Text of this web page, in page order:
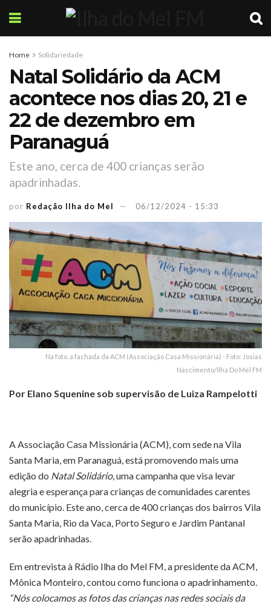
Home Solidariedade
Natal Solidário da ACM
acontece nos dias 20, 21 e
22 de dezembro em
Paranaguá
Este ano, cerca de 400 crianças serão
apadrinhadas.
por Redação Ilha do Mel 06/12/2024 - 15:33
Na foto, a fachada da ACM (Associação Casa Missionária) - Foto: Josias
Nascimento/Ilha Do Mel FM
Por Elano Squenine sob supervisão de Luiza Rampelotti
A Associação Casa Missionária (ACM), com sede na Vila
Santa Maria, em Paranaguá, está promovendo mais uma
edição do Natal Solidário, uma campanha que visa levar
alegria e esperança para crianças de comunidades carentes
do município. Este ano, cerca de 400 crianças dos bairros Vila
Santa Maria, Rio da Vaca, Porto Seguro e Jardim Pantanal
serão apadrinhadas.
Em entrevista à Rádio Ilha do Mel FM, a presidente da ACM,
Mônica Monteiro, contou como funciona o apadrinhamento.
“Nós colocamos as fotos das crianças nas redes sociais da